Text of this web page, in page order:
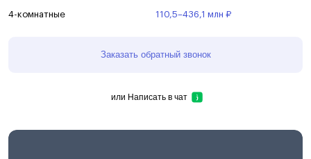
4-комнатные 110,5–436,1 млн ₽
Заказать обратный звонок
или Написать в чат